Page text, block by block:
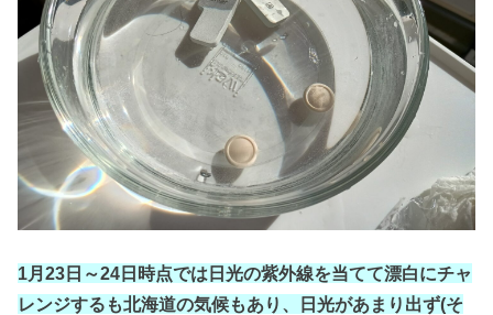
1月23日～24日時点では日光の紫外線を当てて漂白にチャ
レンジするも北海道の気候もあり、日光があまり出ず(そ